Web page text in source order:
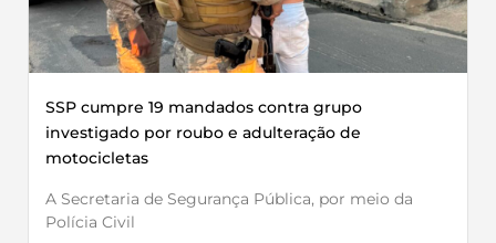
SSP cumpre 19 mandados contra grupo
investigado por roubo e adulteração de
motocicletas
A Secretaria de Segurança Pública, por meio da
Polícia Civil